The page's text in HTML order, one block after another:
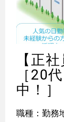
【正
［20
中！］
職種：勤務